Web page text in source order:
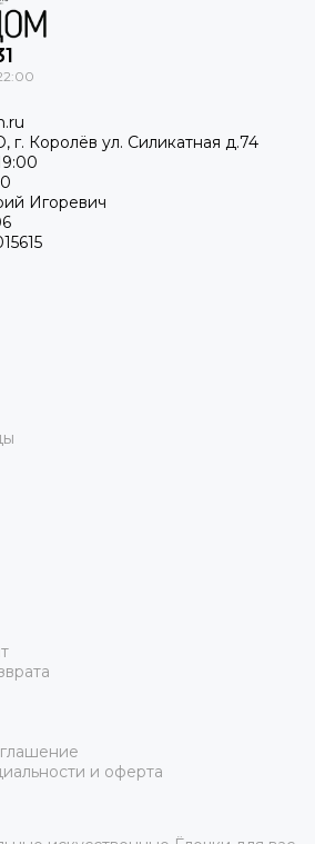
, г. Королёв ул. Силикатная д.74
Игоревич
и оферта